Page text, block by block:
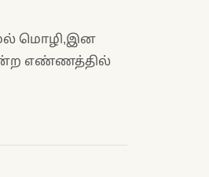
மொழி,இன
என்ற எண்ணத்தில்